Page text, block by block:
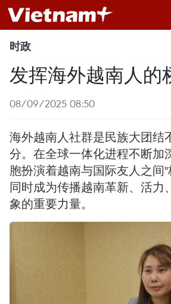
时政
发挥海外越南人的
08/09/2025 08:50
海外越南人社群是民族大团结
分。在全球一体化进程不断加
胞扮演着越南与国际友人之间"
同时成为传播越南革新、活力
象的重要力量。